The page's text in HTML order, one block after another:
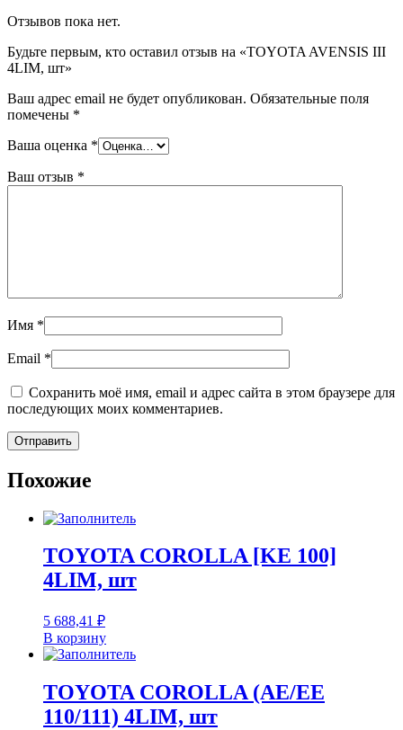
Отзывов пока нет.
Будьте первым, кто оставил отзыв на «TOYOTA AVENSIS III
4LIM, шт»
Ваш адрес email не будет опубликован. Обязательные поля
помечены *
Ваша оценка *
Ваш отзыв *
Имя *
Email *
Сохранить моё имя, email и адрес сайта в этом браузере для
последующих моих комментариев.
Похожие
TOYOTA COROLLA [KE 100]
4LIM, шт
5 688,41 ₽
В корзину
TOYOTA COROLLA (AE/EE
110/111) 4LIM, шт